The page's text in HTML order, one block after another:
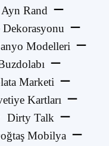
Ayn Rand
Dekorasyonu
Modelleri
Marketi
Kartları
Dirty Talk
Mobilya